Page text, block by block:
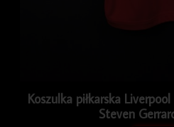
Koszulka piłkarska
Steven